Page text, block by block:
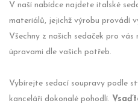
V naší nabídce najdete italské
materiálů, jejichž výrobu provádí
Všechny z našich sedaček pro vás
úpravami dle vašich potřeb.
Vybírejte sedací soupravy podle
kanceláři dokonalé pohodlí.